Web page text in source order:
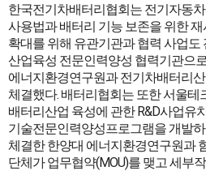
한국전기차배터리협회는 전기자동
사용법과 배터리 기능 보존을 위한
확대를 위해 유관기관과 협력 사업도
산업육성 전문인력양성 협력기관으
에너지환경연구원과 전기차배터리
체결했다. 배터리협회는 또한 서울
배터리산업 육성에 관한 R&D사업유
기술전문인력양성프로그램을 개발
체결한 한양대 에너지환경연구원과
단체가 업무협약(MOU)를 맺고 세부